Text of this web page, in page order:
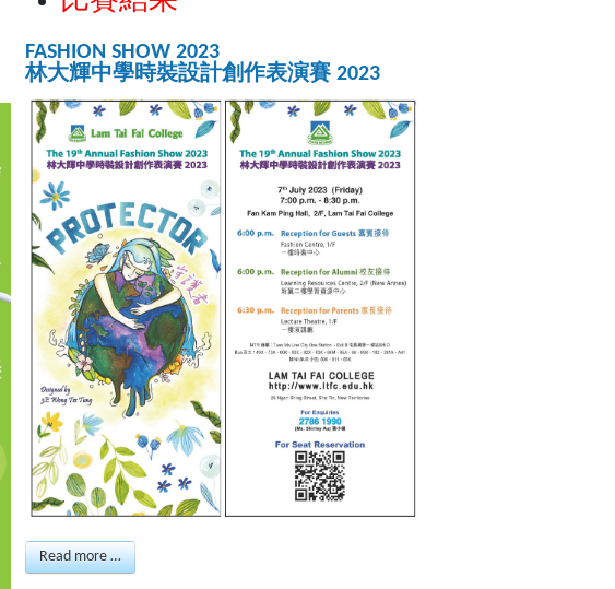
FASHION SHOW 2023
林大輝中學時裝設計創作表演賽 2023
Read more …